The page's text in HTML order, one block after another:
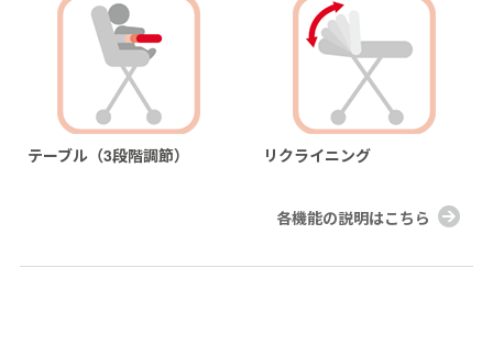
テーブル（3段階調節） リクライニング
各機能の説明はこちら